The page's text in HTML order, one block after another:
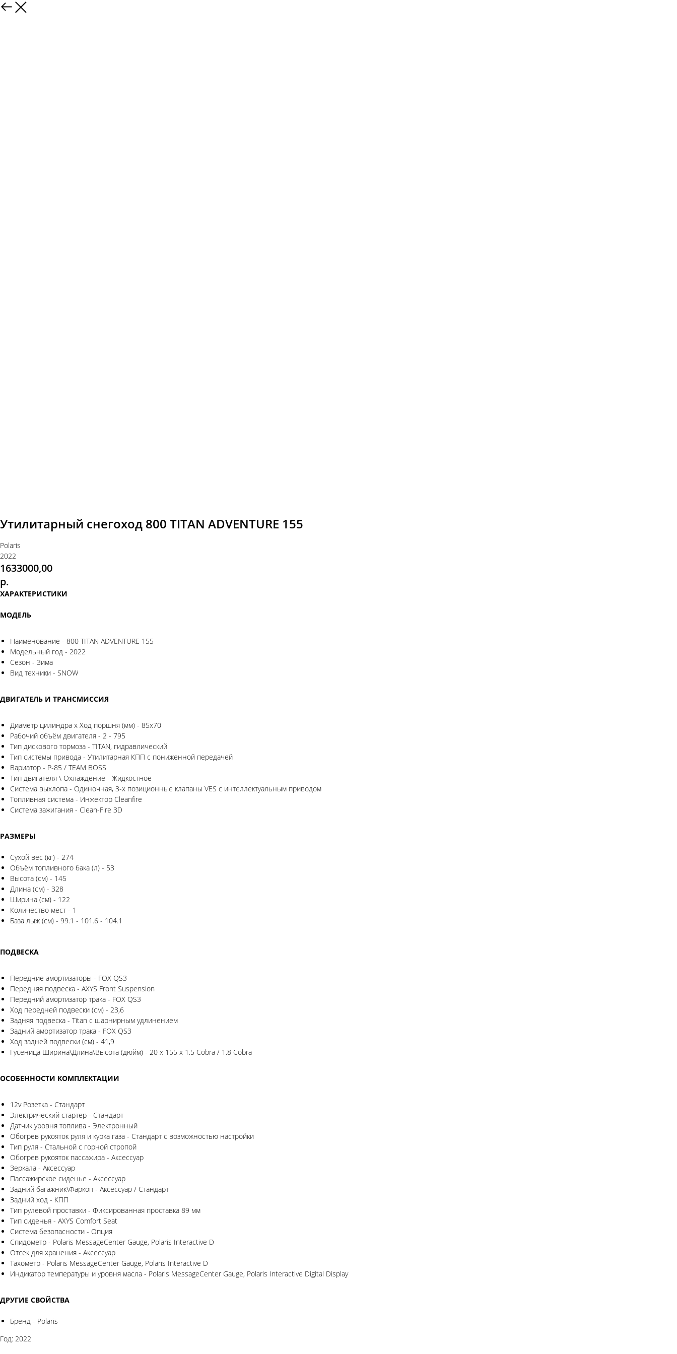
Утилитарный снегоход 800 TITAN ADVENTURE 155
Polaris
2022
1633000,00
р.
ХАРАКТЕРИСТИКИ
МОДЕЛЬ
Наименование - 800 TITAN ADVENTURE 155
Модельный год - 2022
Сезон - Зима
Вид техники - SNOW
ДВИГАТЕЛЬ И ТРАНСМИССИЯ
Диаметр цилиндра x Ход поршня (мм) - 85x70
Рабочий объём двигателя - 2 - 795
Тип дискового тормоза - TITAN, гидравлический
Тип системы привода - Утилитарная КПП с пониженной передачей
Вариатор - P-85 / TEAM BOSS
Тип двигателя \ Охлаждение - Жидкостное
Система выхлопа - Одиночная, 3-х позиционные клапаны VES с интеллектуальным приводом
Топливная система - Инжектор Cleanfire
Система зажигания - Clean-Fire 3D
РАЗМЕРЫ
Сухой вес (кг) - 274
Объём топливного бака (л) - 53
Высота (см) - 145
Длина (см) - 328
Ширина (см) - 122
Количество мест - 1
База лыж (см) - 99.1 - 101.6 - 104.1
ПОДВЕСКА
Передние амортизаторы - FOX QS3
Передняя подвеска - AXYS Front Suspension
Передний амортизатор трака - FOX QS3
Ход передней подвески (см) - 23,6
Задняя подвеска - Titan с шарнирным удлинением
Задний амортизатор трака - FOX QS3
Ход задней подвески (см) - 41,9
Гусеница Ширина\Длина\Высота (дюйм) - 20 x 155 x 1.5 Cobra / 1.8 Cobra
ОСОБЕННОСТИ КОМПЛЕКТАЦИИ
12v Розетка - Стандарт
Электрический стартер - Стандарт
Датчик уровня топлива - Электронный
Обогрев рукояток руля и курка газа - Стандарт с возможностью настройки
Тип руля - Стальной с горной стропой
Обогрев рукояток пассажира - Аксессуар
Зеркала - Аксессуар
Пассажирское сиденье - Аксессуар
Задний багажник\Фаркоп - Аксессуар / Стандарт
Задний ход - КПП
Тип рулевой проставки - Фиксированная проставка 89 мм
Тип сиденья - AXYS Comfort Seat
Система безопасности - Опция
Спидометр - Polaris MessageCenter Gauge, Polaris Interactive D
Отсек для хранения - Аксессуар
Тахометр - Polaris MessageCenter Gauge, Polaris Interactive D
Индикатор температуры и уровня масла - Polaris MessageCenter Gauge, Polaris Interactive Digital Display
ДРУГИЕ СВОЙСТВА
Бренд - Polaris
Год: 2022